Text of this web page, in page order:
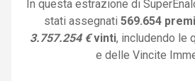
In questa estrazione di
stati assegnati 569.654 premi
3.757.254 € vinti, includendo le
e delle Vincite